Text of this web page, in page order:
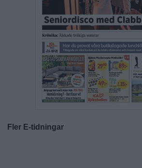
Fler E-tidningar